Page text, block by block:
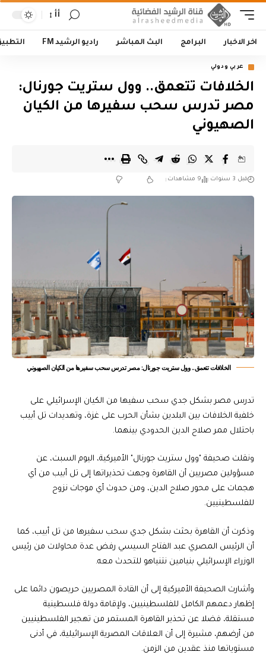
أأ
اخر الاخبار البرامج البث المباشر راديو الرشيد FM
عربي ودولي
الخلافات تتعمق.. وول ستريت جورنال:
مصر تدرس سحب سفيرها من الكيان
الصهيوني
قبل 3 سنوات 9 مشاهدات
الخلافات تتعمق.. وول ستريت جورنال: مصر تدرس سحب سفيرها من الكيان الصهيوني
تدرس مصر بشكل جدي سحب سفيها من الكيان الإسرائيلي على
خلفية الخلافات بين البلدين بشأن الحرب على غزة، وتهديدات تل أبيب
باحتلال ممر صلاح الدين الحدودي بينهما.
ونقلت صحيفة "وول ستريت جورنال" الأميركية، اليوم السبت، عن
مسؤولين مصريين أن القاهرة وجهت تحذيراتها إلى تل أبيب من أي
هجمات على محور صلاح الدين، ومن حدوث أي موجات نزوح
للفلسطينيين.
وذكرت أن القاهرة بحثت بشكل جدي سحب سفيرها من تل أبيب، كما
أن الرئيس المصري عبد الفتاح السيسي رفض عدة محاولات من رئيس
الوزراء الإسرائيلي بنيامين نتنياهو للتحدث معه.
وأشارت الصحيفة الأميركية إلى أن القادة المصريين حريصون دائما على
إظهار دعمهم الكامل للفلسطينيين، ولإقامة دولة فلسطينية
مستقلة، فضلا عن تحذير القاهرة المستمر من تهجير الفلسطينيين
من أرضهم، مشيرة إلى أن العلاقات المصرية الإسرائيلية، في أدنى
مستوياتها منذ عقدين من الزمن.